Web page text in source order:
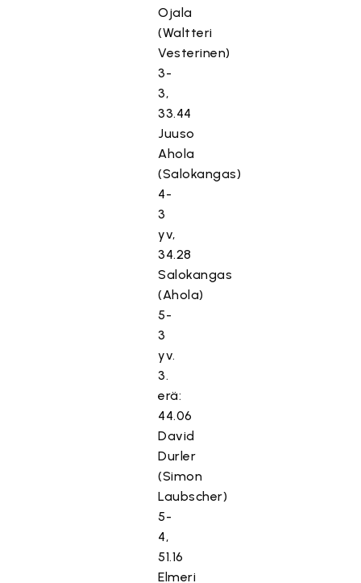
Ojala
(Waltteri
Vesterinen)
3-
3,
33.44
Juuso
Ahola
(Salokangas)
4-
3
yv,
34.28
Salokangas
(Ahola)
5-
3
yv.
3.
erä:
44.06
David
Durler
(Simon
Laubscher)
5-
4,
51.16
Elmeri